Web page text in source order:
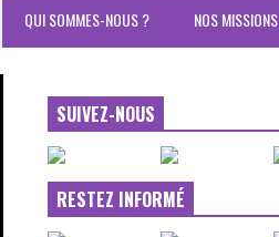
NOS MISSIONS
QUI SOMMES-NOUS ?
SUIVEZ-NOUS
RESTEZ INFORMÉ